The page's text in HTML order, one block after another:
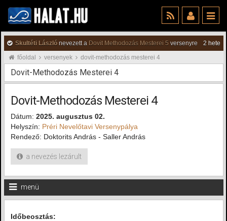
Skultéti László nevezett a Dovit Methodozás Mesterei 5 versenyre
2 hete
főoldal
versenyek dovit-methodozás mesterei 4
Dovit-Methodozás Mesterei 4
Dovit-Methodozás Mesterei 4
Dátum: 2025. augusztus 02.
Helyszín: Préri Nevelőtavi Versenypálya
Rendező: Doktorits András - Saller András
a nevezés lezárult
menü
Időbeosztás: